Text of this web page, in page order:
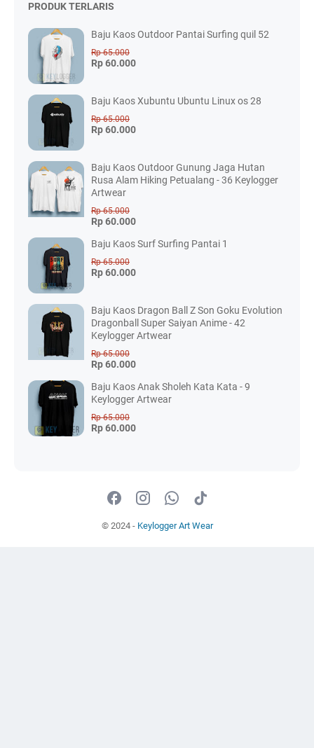
PRODUK TERLARIS
Baju Kaos Outdoor Pantai Surfing quil 52
Rp 65.000
Rp 60.000
Baju Kaos Xubuntu Ubuntu Linux os 28
Rp 65.000
Rp 60.000
Baju Kaos Outdoor Gunung Jaga Hutan
Rusa Alam Hiking Petualang - 36 Keylogger
Artwear
Rp 65.000
Rp 60.000
Baju Kaos Surf Surfing Pantai 1
Rp 65.000
Rp 60.000
Baju Kaos Dragon Ball Z Son Goku Evolution
Dragonball Super Saiyan Anime - 42
Keylogger Artwear
Rp 65.000
Rp 60.000
Baju Kaos Anak Sholeh Kata Kata - 9
Keylogger Artwear
Rp 65.000
Rp 60.000
© 2024 - Keylogger Art Wear